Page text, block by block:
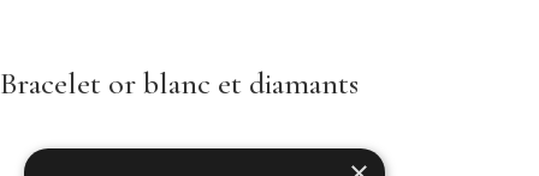
Bracelet or blanc et diamants